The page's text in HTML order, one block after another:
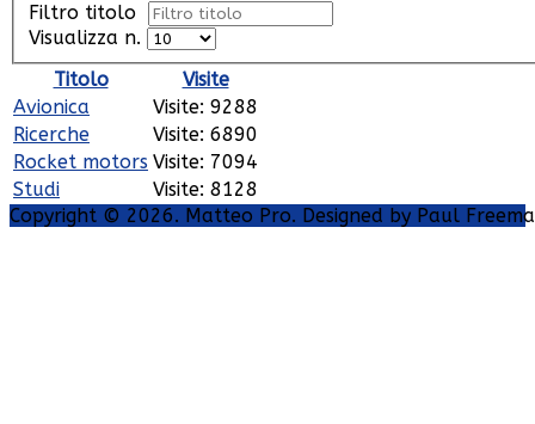
Filtro titolo
Visualizza n.
Titolo
Visite
Avionica
Visite: 9288
Ricerche
Visite: 6890
Rocket motors Visite: 7094
Studi
Visite: 8128
Copyright © 2026. Matteo Pro. Designed by Paul